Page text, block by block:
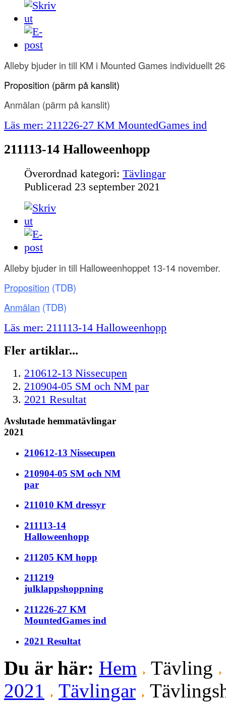
Alleby bjuder in till KM i Mounted Games individuellt
Proposition (pärm på kanslit)
Anmälan (pärm på kanslit)
Läs mer: 211226-27 KM MountedGames ind
211113-14 Halloweenhopp
Överordnad kategori: Tävlingar
Publicerad 23 september 2021
Alleby bjuder in till Halloweenhoppet 13-14 november.
Proposition (TDB)
Anmälan (TDB)
Läs mer: 211113-14 Halloweenhopp
Fler artiklar...
210612-13 Nissecupen
210904-05 SM och NM par
2021 Resultat
Avslutade hemmatävlingar
2021
210612-13 Nissecupen
210904-05 SM och NM
par
211010 KM dressyr
211113-14
Halloweenhopp
211205 KM hopp
211219
julklappshoppning
211226-27 KM
MountedGames ind
2021 Resultat
Du är här: Hem Tävling
2021
Tävlingar